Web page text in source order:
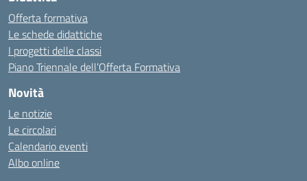
Offerta formativa
Le schede didattiche
I progetti delle classi
Piano Triennale dell’Offerta Formativa
Novità
Le notizie
Le circolari
Calendario eventi
Albo online